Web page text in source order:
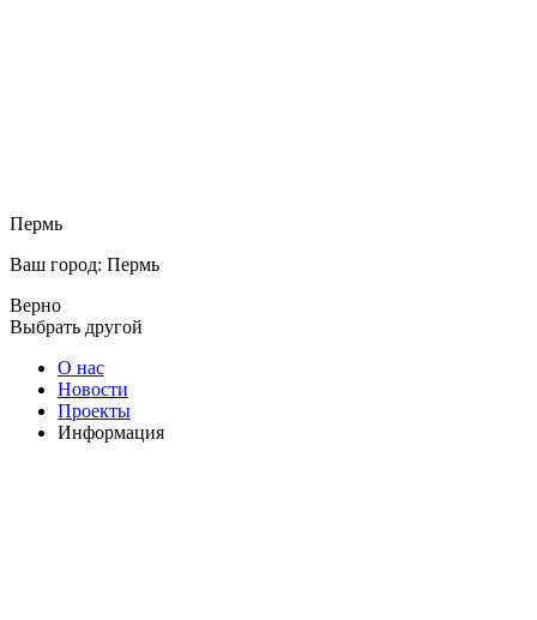
Пермь
Ваш город: Пермь
Верно
Выбрать другой
О нас
Новости
Проекты
Информация